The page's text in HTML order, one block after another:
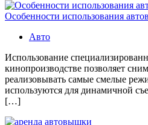
Особенности использования
Авто
Использование
кинопроизводстве позволяет
реализовывать самые смелые
используются для динамичной
[…]